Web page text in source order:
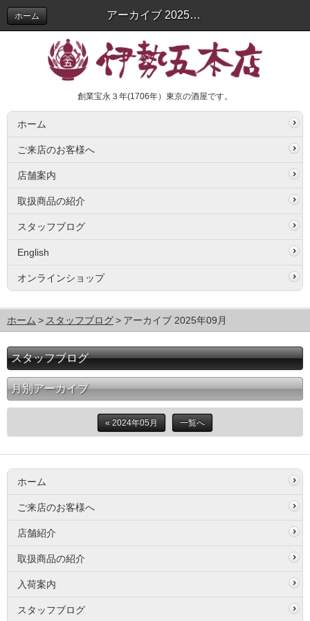
アーカイブ 2025年09月 | スタッフブログ
ホーム
創業宝永３年(1706年）東京の酒屋です。
ホーム
ご来店のお客様へ
店舗案内
取扱商品の紹介
スタッフブログ
English
オンラインショップ
ホーム スタッフブログ アーカイブ 2025年09月
スタッフブログ
月別アーカイブ
« 2024年05月 一覧へ
ホーム
ご来店のお客様へ
店舗紹介
取扱商品の紹介
入荷案内
スタッフブログ